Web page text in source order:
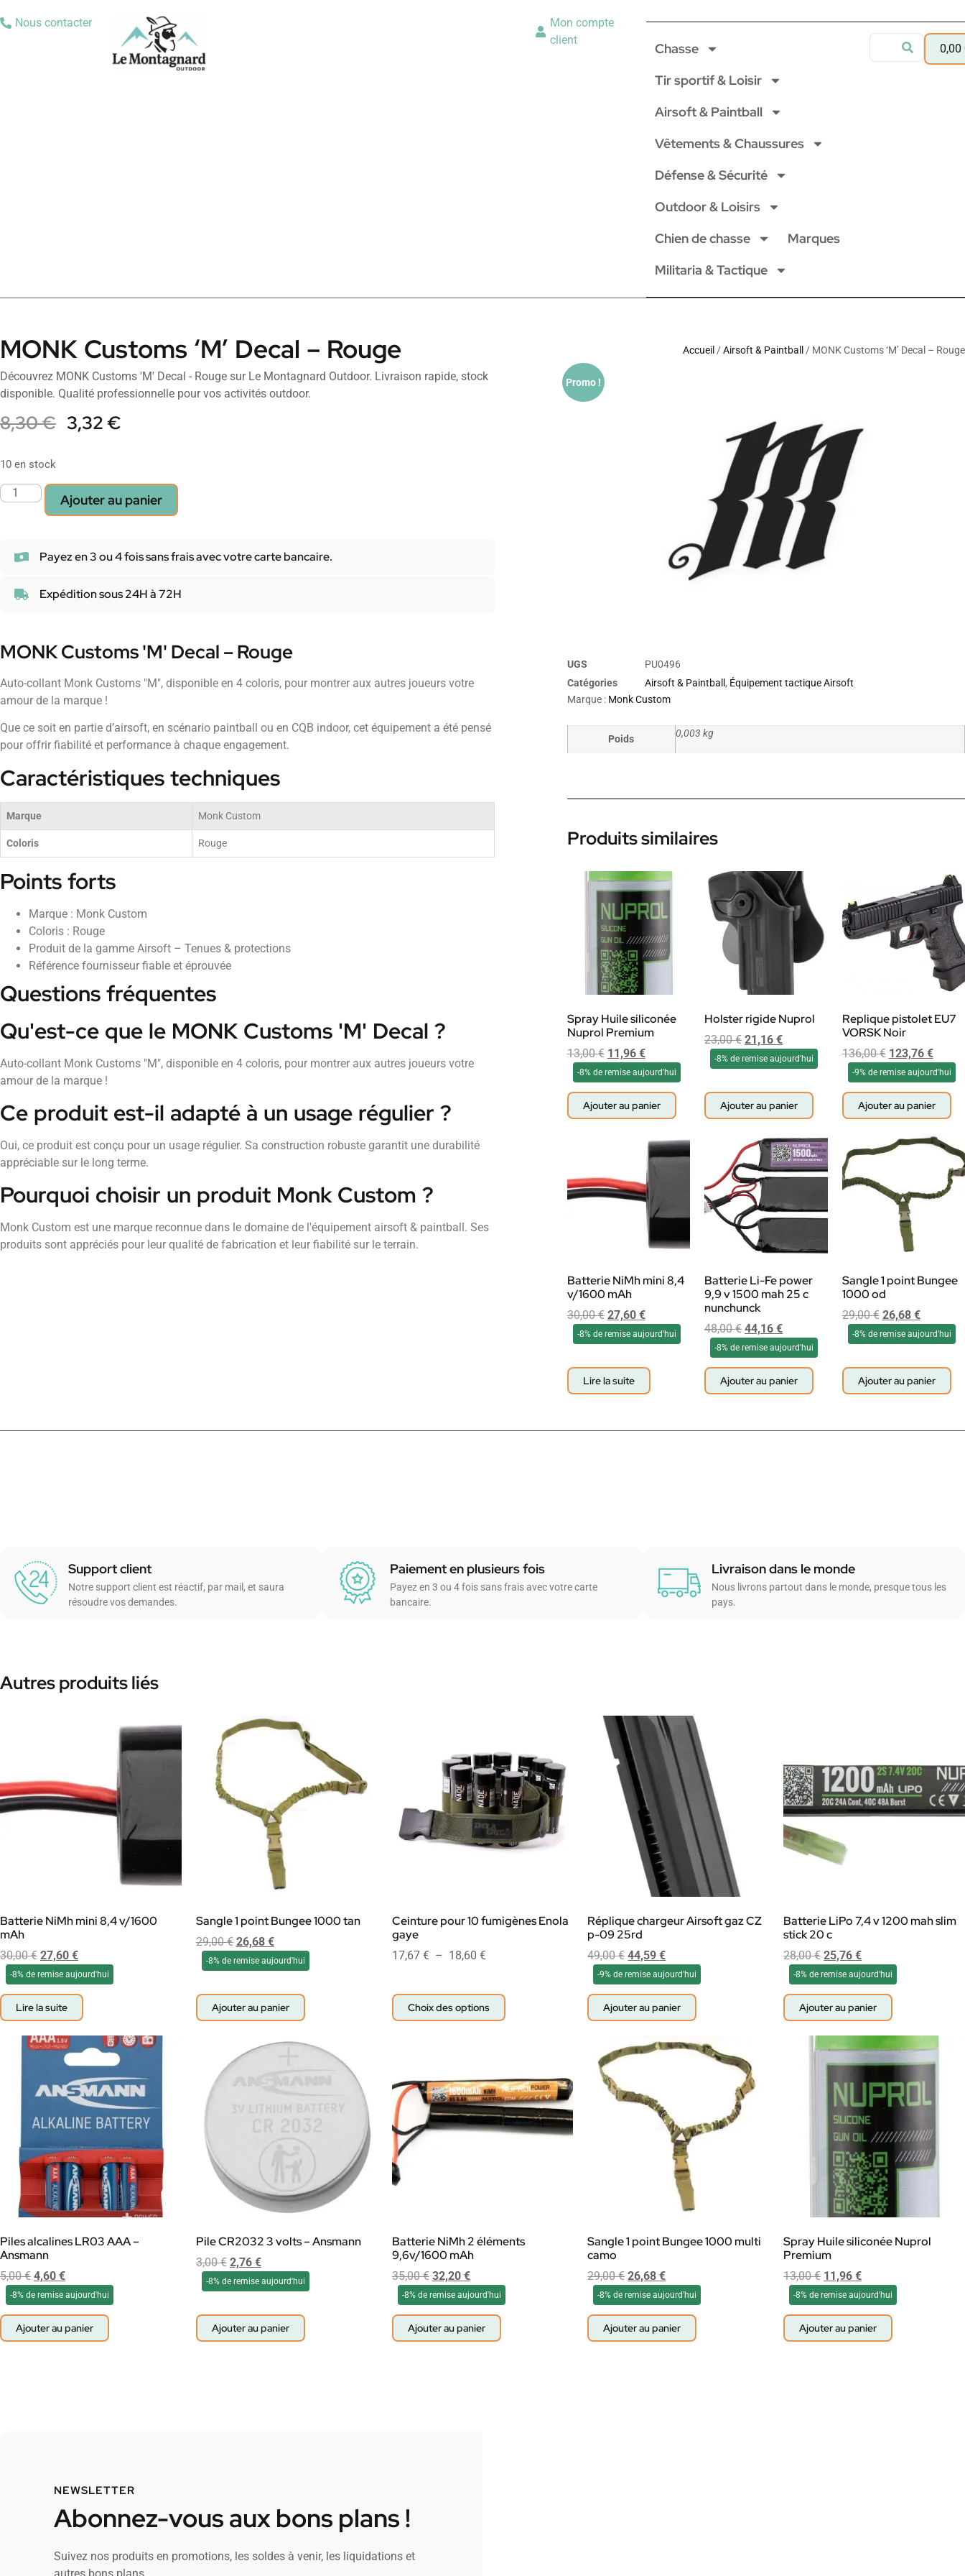
Nous contacter
Mon compte
client
Chasse
Tir sportif & Loisir
Airsoft & Paintball
Vêtements & Chaussures
Défense & Sécurité
Outdoor & Loisirs
Chien de chasse
Marques
Militaria & Tactique
0,00
MONK Customs ‘M’ Decal – Rouge
Découvrez MONK Customs 'M' Decal - Rouge sur Le Montagnard Outdoor. Livraison rapide, stock
disponible. Qualité professionnelle pour vos activités outdoor.
8,30€ 3,32€
10 en stock
Ajouter au panier
Payez en 3 ou 4 fois sans frais avec votre carte bancaire.
Expédition sous 24H à 72H
MONK Customs 'M' Decal – Rouge
Auto-collant Monk Customs "M", disponible en 4 coloris, pour montrer aux autres joueurs votre
amour de la marque !
Que ce soit en partie d’airsoft, en scénario paintball ou en CQB indoor, cet équipement a été pensé
pour offrir fiabilité et performance à chaque engagement.
Caractéristiques techniques
Marque Monk Custom
Coloris Rouge
Points forts
Marque : Monk Custom
Coloris : Rouge
Produit de la gamme Airsoft – Tenues & protections
Référence fournisseur fiable et éprouvée
Questions fréquentes
Qu'est-ce que le MONK Customs 'M' Decal ?
Auto-collant Monk Customs "M", disponible en 4 coloris, pour montrer aux autres joueurs votre
amour de la marque !
Ce produit est-il adapté à un usage régulier ?
Oui, ce produit est conçu pour un usage régulier. Sa construction robuste garantit une durabilité
appréciable sur le long terme.
Pourquoi choisir un produit Monk Custom ?
Monk Custom est une marque reconnue dans le domaine de l'équipement airsoft & paintball. Ses
produits sont appréciés pour leur qualité de fabrication et leur fiabilité sur le terrain.
Accueil /Airsoft & Paintball / MONK Customs ‘M’ Decal – Rouge
Promo !
UGS
PU0496
Catégories
Airsoft & Paintball, Équipement tactique Airsoft
Marque : Monk Custom
Poids 0,003 kg
Produits similaires
Spray Huile siliconée
Nuprol Premium
13,00€ 11,96 €
-8% de remise aujourd'hui
Ajouter au panier
Holster rigide Nuprol
23,00€ 21,16€
-8% de remise aujourd'hui
Ajouter au panier
Replique pistolet EU7
VORSK Noir
136,00€ 123,76 €
-9% de remise aujourd'hui
Ajouter au panier
Batterie NiMh mini 8,4
v/1600 mAh
30,00€ 27,60 €
-8% de remise aujourd'hui
Lire la suite
Batterie Li-Fe power
9,9 v 1500 mah 25 c
nunchunck
48,00€ 44,16€
-8% de remise aujourd'hui
Ajouter au panier
Sangle 1 point Bungee
1000 od
29,00€ 26,68 €
-8% de remise aujourd'hui
Ajouter au panier
Support client
Notre support client est réactif, par mail, et saura
résoudre vos demandes.
Paiement en plusieurs fois
Payez en 3 ou 4 fois sans frais avec votre carte
bancaire.
Livraison dans le monde
Nous livrons partout dans le monde, presque tous les
pays.
Autres produits liés
Batterie NiMh mini 8,4 v/1600
mAh
30,00€ 27,60 €
-8% de remise aujourd'hui
Lire la suite
Sangle 1 point Bungee 1000 tan
29,00€ 26,68 €
-8% de remise aujourd'hui
Ajouter au panier
Ceinture pour 10 fumigènes Enola
gaye
17,67 € – 18,60 €
Choix des options
Réplique chargeur Airsoft gaz CZ
p-09 25rd
49,00€ 44,59€
-9% de remise aujourd'hui
Ajouter au panier
Batterie LiPo 7,4 v 1200 mah slim
stick 20 c
28,00€ 25,76€
-8% de remise aujourd'hui
Ajouter au panier
Piles alcalines LR03 AAA –
Ansmann
5,00€ 4,60 €
-8% de remise aujourd'hui
Ajouter au panier
Pile CR2032 3 volts – Ansmann
3,00€ 2,76 €
-8% de remise aujourd'hui
Ajouter au panier
Batterie NiMh 2 éléments
9,6v/1600 mAh
35,00€ 32,20 €
-8% de remise aujourd'hui
Ajouter au panier
Sangle 1 point Bungee 1000 multi
camo
29,00€ 26,68€
-8% de remise aujourd'hui
Ajouter au panier
Spray Huile siliconée Nuprol
Premium
13,00€ 11,96€
-8% de remise aujourd'hui
Ajouter au panier
NEWSLETTER
Abonnez-vous aux bons plans !
Suivez nos produits en promotions, les soldes à venir, les liquidations et